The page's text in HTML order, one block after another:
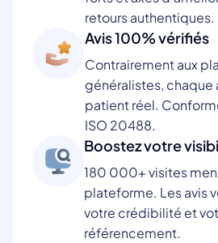
retours authentiques.
Avis 100% vérifiés
Contrairement aux
généralistes, chaque
patient réel.
ISO 20488.
Boostez votre
180 000+ visites
plateforme. Les avis
votre crédibilité et
référencement.